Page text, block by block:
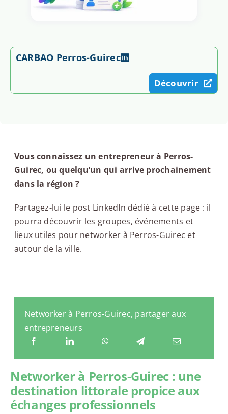
CARBAO Perros-Guirec
Découvrir
Vous connaissez un entrepreneur à Perros-
Guirec, ou quelqu’un qui arrive prochainement
dans la région ?
Partagez-lui le post LinkedIn dédié à cette page : il
pourra découvrir les groupes, événements et
lieux utiles pour networker à Perros-Guirec et
autour de la ville.
Networker à Perros-Guirec, partager aux
entrepreneurs
Networker à Perros-Guirec : une
destination littorale propice aux
échanges professionnels